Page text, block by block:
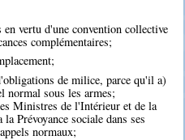
en vertu d'une convention collective
complémentaires;
de milice, parce qu'il a)
normal sous les armes;
Ministres de l'Intérieur et de la
Prévoyance sociale dans ses
normaux;